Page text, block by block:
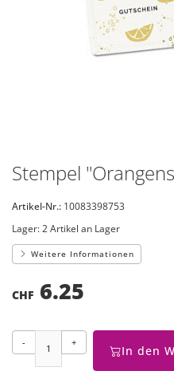
Stempel
Artikel-Nr.: 10083398753
Lager:2 Artikel an Lager
Weitere Informationen
CHF 6.25
- +
In den